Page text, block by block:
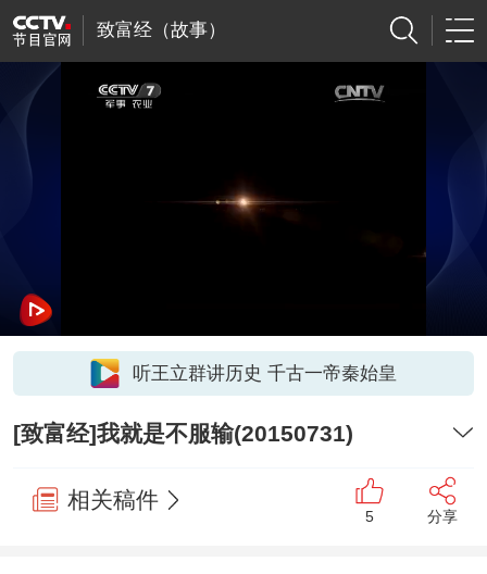
致富经（故事）
听王立群讲历史 千古一帝秦始皇
[致富经]我就是不服输(20150731)
相关稿件
5 分享